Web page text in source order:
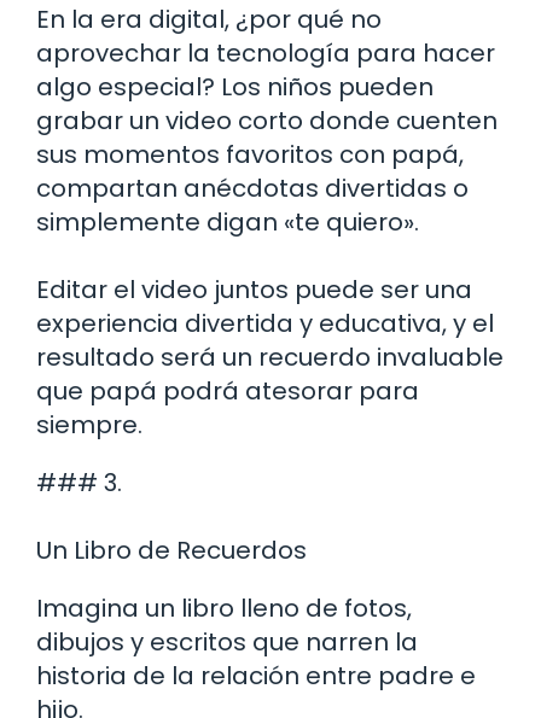
En la era digital, ¿por qué no
aprovechar la tecnología para hacer
algo especial? Los niños pueden
grabar un video corto donde cuenten
sus momentos favoritos con papá,
compartan anécdotas divertidas o
simplemente digan «te quiero».
Editar el video juntos puede ser una
experiencia divertida y educativa, y el
resultado será un recuerdo invaluable
que papá podrá atesorar para
siempre.
### 3.
Un Libro de Recuerdos
Imagina un libro lleno de fotos,
dibujos y escritos que narren la
historia de la relación entre padre e
hijo.